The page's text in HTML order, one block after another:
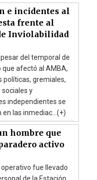
e incidentes al
frente al
Inviolabilidad
del temporal de
que afectó al AMBA,
políticas, gremiales,
y
independientes se
las inmediac...(+)
hombre que
activo
operativo fue llevado
de la Estación